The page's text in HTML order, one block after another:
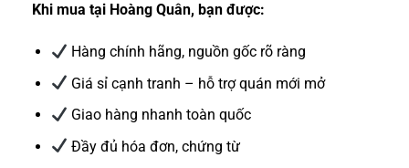
Khi mua tại Hoàng Quân, bạn được:
Hàng chính hãng, nguồn gốc rõ ràng
Giá sỉ cạnh tranh – hỗ trợ quán mới mở
Giao hàng nhanh toàn quốc
Đầy đủ hóa đơn, chứng từ